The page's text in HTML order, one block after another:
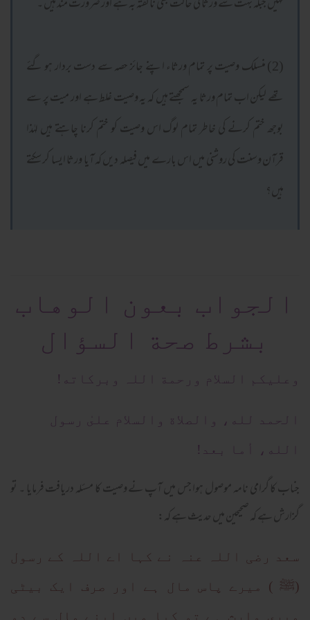
نہیں جبکہ بہت سے ورثا کی حالت بھی ناگفتہ بہ ہے اور ضرورت مند ہیں ۔
(2) منسلک وصیت پر تمام ورثاء اپنے جائز حصہ سے دست بردار ہو گئے
تھے لیکن اب تمام ورثا یہ سمجھتے ہیں کہ یہ وصیت غلط ہے اور میت پر سے
بوجھ ختم کرنے کی خاطر تمام لوگ اس وصیت کو ختم کرنا چاہتے ہیں لہٰذا
قرآن وسنت کی روشنی میں اس بارے میں فیصلہ دیں کہ آیا ورثا ایسا کر سکتے
ہیں؟
الجواب بعون الوهاب
بشرط صحة السؤال
وعلیکم السلام ورحمة اللہ وبرکاته!
الحمد لله، والصلاة والسلام علىٰ رسول
الله، أما بعد!
جناب کا گرامی نامہ موصول ہوا جس میں آپ نے وصیت کا مسئلہ دریافت فرمایا ۔ تو
گزارش ہے کہ صحیحین میں حدیث ہے کہ:
سعد رضی اللہ عنہ نے کہا اے اللہ کے رسول
(ﷺ ) میرے پاس مال ہے اور صرف ایک بیٹی
میری وارث ہے تو کیا میں اپنے مال سے دو